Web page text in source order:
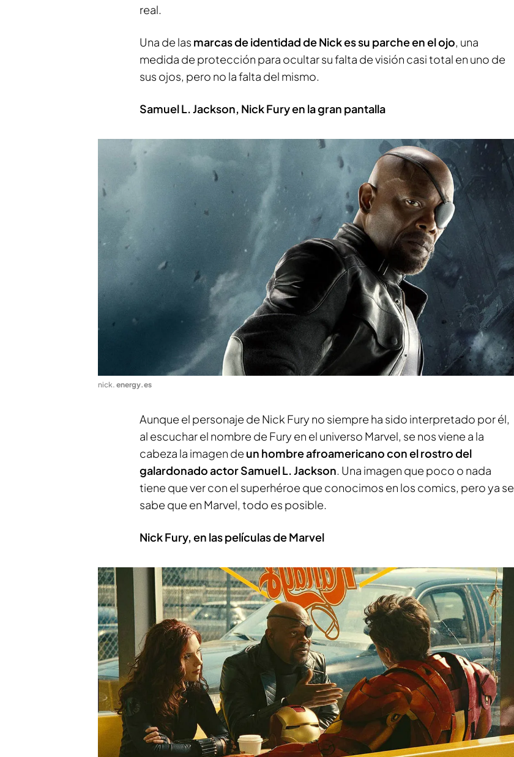
real.
Una de las marcas de identidad de Nick es su parche en el ojo, una
medida de protección para ocultar su falta de visión casi total en uno de
sus ojos, pero no la falta del mismo.
Samuel L. Jackson, Nick Fury en la gran pantalla
nick. energy.es
Aunque el personaje de Nick Fury no siempre ha sido interpretado por él,
al escuchar el nombre de Fury en el universo Marvel, se nos viene a la
cabeza la imagen de un hombre afroamericano con el rostro del
galardonado actor Samuel L. Jackson. Una imagen que poco o nada
tiene que ver con el superhéroe que conocimos en los comics, pero ya se
sabe que en Marvel, todo es posible.
Nick Fury, en las películas de Marvel